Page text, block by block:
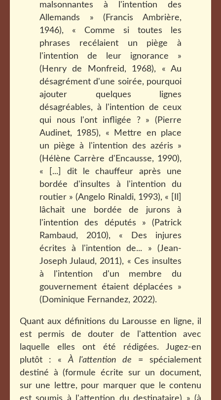
malsonnantes à l'intention des
Allemands » (Francis Ambrière,
1946), « Comme si toutes les
phrases recélaient un piège à
l'intention de leur ignorance »
(Henry de Monfreid, 1968), « Au
désagrément d'une soirée, pourquoi
ajouter quelques lignes
désagréables, à l'intention de ceux
qui nous l'ont infligée ? » (Pierre
Audinet, 1985), « Mettre en place
un piège à l'intention des azéris »
(Hélène Carrère d'Encausse, 1990),
« [...] dit le chauffeur après une
bordée d'insultes à l'intention du
routier » (Angelo Rinaldi, 1993), « [Il]
lâchait une bordée de jurons à
l'intention des députés » (Patrick
Rambaud, 2010), « Des injures
écrites à l'intention de... » (Jean-
Joseph Julaud, 2011), « Ces insultes
à l'intention d'un membre du
gouvernement étaient déplacées »
(Dominique Fernandez, 2022).
Quant aux définitions du Larousse en ligne, il
est permis de douter de l'attention avec
laquelle elles ont été rédigées. Jugez-en
plutôt : «À l'attention de = spécialement
destiné à (formule écrite sur un document,
sur une lettre, pour marquer que le contenu